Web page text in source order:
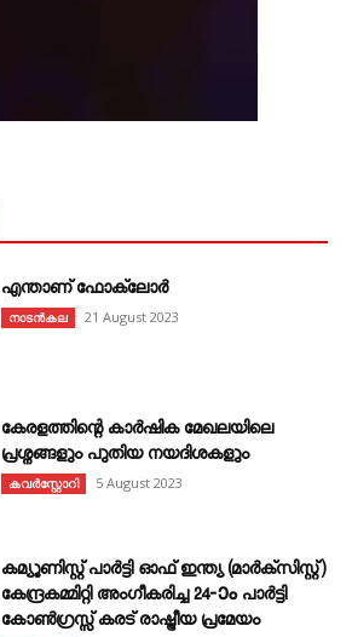
എന്താണ്‌ ഫോക്‌ലോർ
നാടൻകല 21 August 2023
കേരളത്തിന്റെ കാർഷിക മേഖലയിലെ
പ്രശ്നങ്ങളും പുതിയ നയദിശകളും
കവര്‍സ്റ്റോറി 5 August 2023
കമ്യൂണിസ്റ്റ് പാർട്ടി ഓഫ് ഇന്ത്യ (മാർക്സിസ്റ്റ്)
കേന്ദ്രകമ്മിറ്റി അംഗീകരിച്ച 24‐ാം പാർട്ടി
കോൺഗ്രസ്സ് കരട് രാഷ്ട്രീയ പ്രമേയം